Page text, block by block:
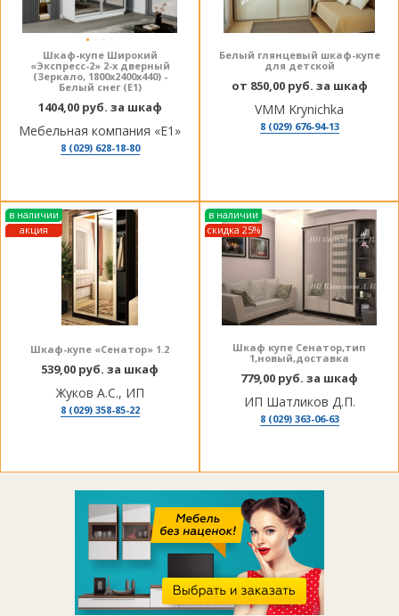
Шкаф-купе Широкий
«Экспресс-2» 2-х дверный
(Зеркало, 1800х2400х440) -
Белый снег (E1)
1404,00 руб. за шкаф
Мебельная компания «Е1»
8 (029) 628-18-80
Белый глянцевый шкаф-купе
для детской
от 850,00 руб. за шкаф
VMM Krynichka
8 (029) 676-94-13
в наличии
акция
Шкаф-купе «Сенатор» 1.2
539,00 руб. за шкаф
Жуков А.С., ИП
8 (029) 358-85-22
в наличии
скидка 25%
Шкаф купе Сенатор,тип
1,новый,доставка
779,00 руб. за шкаф
ИП Шатликов Д.П.
8 (029) 363-06-63